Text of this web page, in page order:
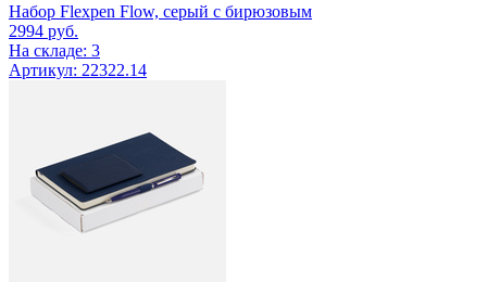
Набор Flexpen Flow, серый с бирюзовым
2994 руб.
На складе: 3
Артикул: 22322.14